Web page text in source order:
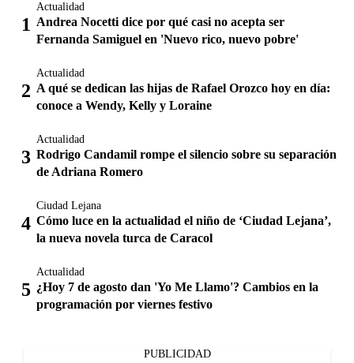
Actualidad
Andrea Nocetti dice por qué casi no acepta ser
Fernanda Samiguel en 'Nuevo rico, nuevo pobre'
Actualidad
A qué se dedican las hijas de Rafael Orozco hoy en día:
conoce a Wendy, Kelly y Loraine
Actualidad
Rodrigo Candamil rompe el silencio sobre su separación
de Adriana Romero
Ciudad Lejana
Cómo luce en la actualidad el niño de ‘Ciudad Lejana’,
la nueva novela turca de Caracol
Actualidad
¿Hoy 7 de agosto dan 'Yo Me Llamo'? Cambios en la
programación por viernes festivo
PUBLICIDAD